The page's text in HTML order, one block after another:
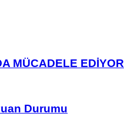
MÜCADELE EDİYOR
Durumu